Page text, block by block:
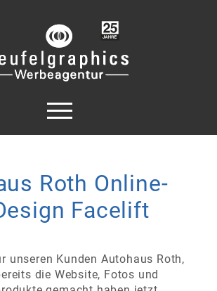
Roth Online-
Facelift
unseren Kunden Autohaus Roth,
die Website, Fotos und